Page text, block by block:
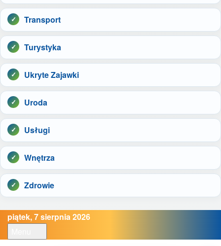
Transport
Turystyka
Ukryte Zajawki
Uroda
Usługi
Wnętrza
Zdrowie
piątek, 7 sierpnia 2026